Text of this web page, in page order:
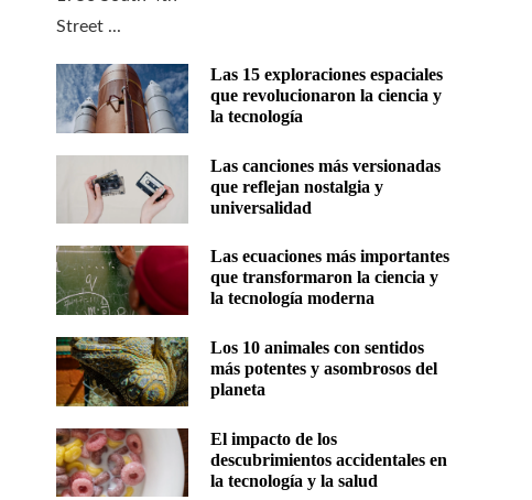
Las 15 exploraciones espaciales
que revolucionaron la ciencia y
la tecnología
Las canciones más versionadas
que reflejan nostalgia y
universalidad
Las ecuaciones más importantes
que transformaron la ciencia y
la tecnología moderna
Los 10 animales con sentidos
más potentes y asombrosos del
planeta
El impacto de los
descubrimientos accidentales en
la tecnología y la salud